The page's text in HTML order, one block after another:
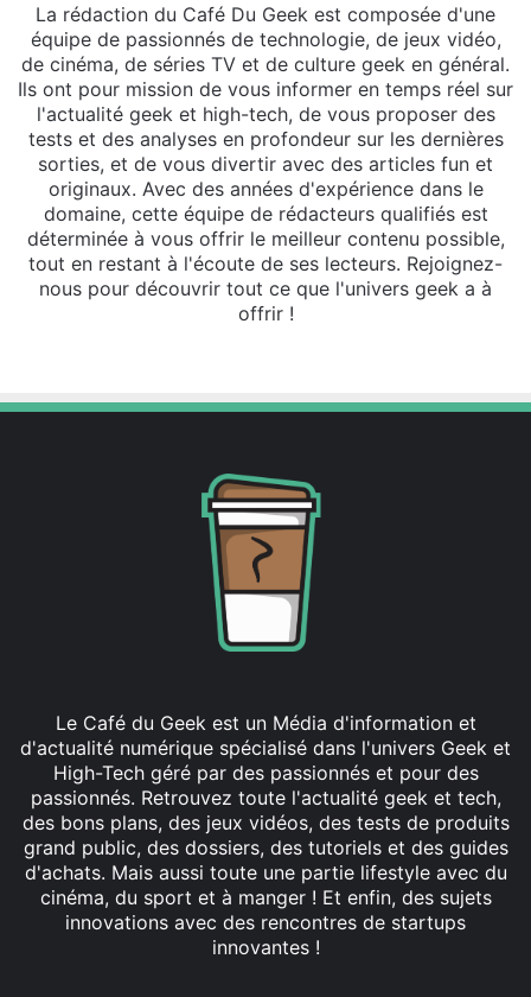
La rédaction du Café Du Geek est composée d'une
équipe de passionnés de technologie, de jeux vidéo,
de cinéma, de séries TV et de culture geek en général.
Ils ont pour mission de vous informer en temps réel sur
l'actualité geek et high-tech, de vous proposer des
tests et des analyses en profondeur sur les dernières
sorties, et de vous divertir avec des articles fun et
originaux. Avec des années d'expérience dans le
domaine, cette équipe de rédacteurs qualifiés est
déterminée à vous offrir le meilleur contenu possible,
tout en restant à l'écoute de ses lecteurs. Rejoignez-
nous pour découvrir tout ce que l'univers geek a à
offrir !
Le Café du Geek est un Média d'information et
d'actualité numérique spécialisé dans l'univers Geek et
High-Tech géré par des passionnés et pour des
passionnés. Retrouvez toute l'actualité geek et tech,
des bons plans, des jeux vidéos, des tests de produits
grand public, des dossiers, des tutoriels et des guides
d'achats. Mais aussi toute une partie lifestyle avec du
cinéma, du sport et à manger ! Et enfin, des sujets
innovations avec des rencontres de startups
innovantes !